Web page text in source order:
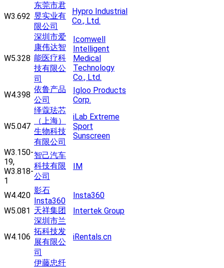
W3.692
东莞市君
昱实业有
限公司
Hypro Industrial
Co., Ltd.
W5.328
深圳市爱
康伟达智
能医疗科
技有限公
司
Icomwell
Intelligent
Medical
Technology
Co., Ltd.
W4.398
依鲁产品
公司
Igloo Products
Corp.
W5.047
绎蔻珐芯
（上海）
生物科技
有限公司
iLab Extreme
Sport
Sunscreen
W3.150-
19,
W3.818-
1
智己汽车
科技有限
公司
IM
W4.420
影石
Insta360
Insta360
W5.081 天祥集团 Intertek Group
W4.106
深圳市兰
拓科技发
展有限公
司
iRentals.cn
伊藤忠纤